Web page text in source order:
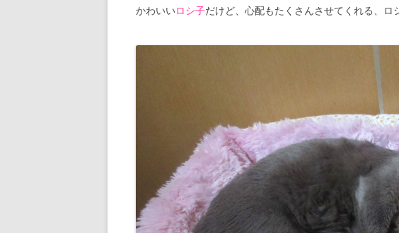
かわいいロシ子だけど、心配もたくさんさせてくれる、ロ